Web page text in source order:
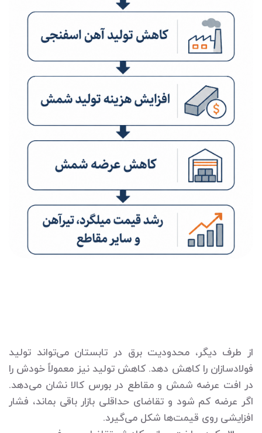
از طرف دیگر، محدودیت برق در تابستان می‌تواند تولید
فولادسازان را کاهش دهد. کاهش تولید نیز معمولاً خودش را
در افت عرضه شمش و مقاطع در بورس کالا نشان می‌دهد.
اگر عرضه کم شود و تقاضای حداقلی بازار باقی بماند، فشار
افزایشی روی قیمت‌ها شکل می‌گیرد.